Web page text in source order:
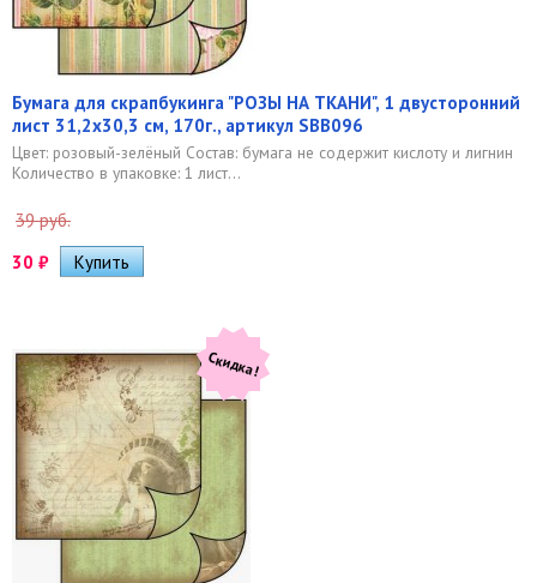
Бумага для скрапбукинга "РОЗЫ НА ТКАНИ", 1 двусторонний
лист 31,2х30,3 см, 170г., артикул SBB096
Цвет: розовый-зелёный Состав: бумага не содержит кислоту и лигнин
Количество в упаковке: 1 лист...
39 руб.
30 ₽
Скидка!